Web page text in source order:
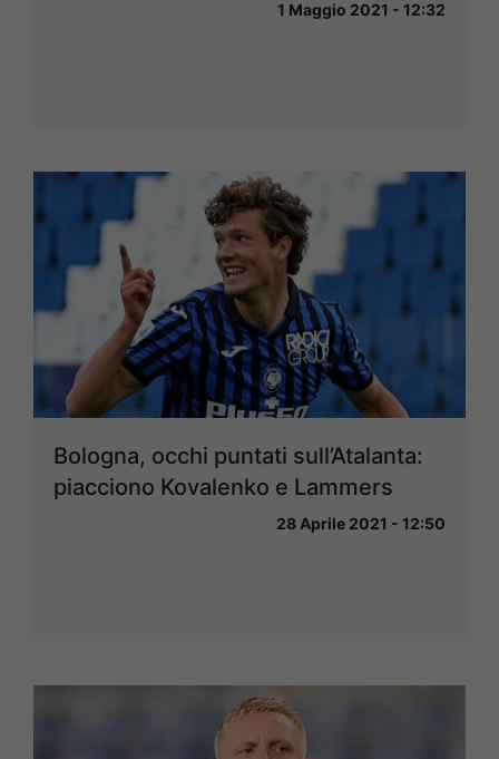
1 Maggio 2021 - 12:32
Bologna, occhi puntati sull’Atalanta:
piacciono Kovalenko e Lammers
28 Aprile 2021 - 12:50